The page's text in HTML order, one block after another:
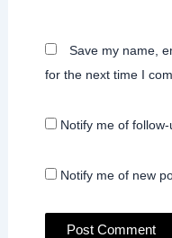
Save my name,
for the next time I
Notify me of
Notify me of new